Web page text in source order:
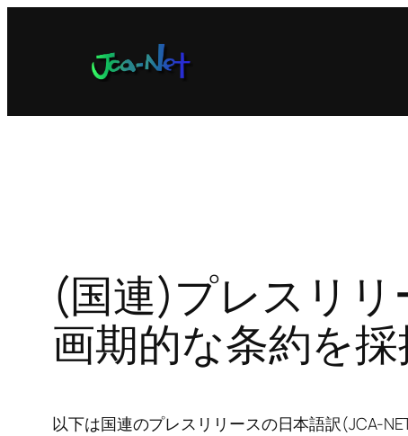
(国連)プレスリリ
画期的な条約を
以下は国連のプレスリリースの日本語訳(JCA-